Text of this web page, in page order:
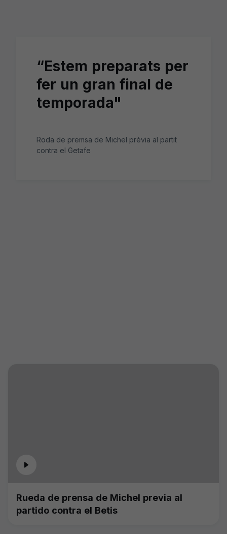
“Estem preparats per
fer un gran final de
temporada"
Roda de premsa de Michel prèvia al partit
contra el Getafe
Rueda de prensa de Michel previa al
partido contra el Betis